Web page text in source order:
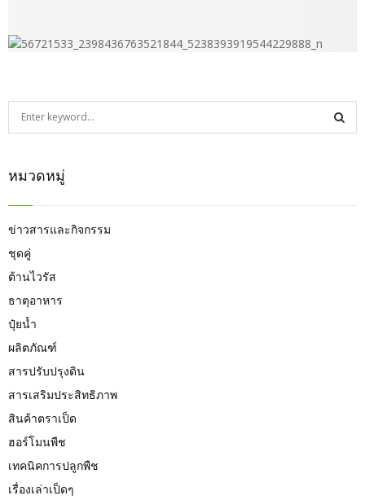
c
o
หมวดหมู่
ข่าวสารและกิจกรรม
ชุดคู่
ต้านไวรัส
ธาตุอาหาร
ปุ๋ยน้ำ
ผลิตภัณฑ์
สารปรับปรุงดิน
สารเสริมประสิทธิภาพ
สินค้าตราเป็ด
ฮอร์โมนพืช
เทคนิคการปลูกพืช
เรื่องเล่าเป็ดๆ